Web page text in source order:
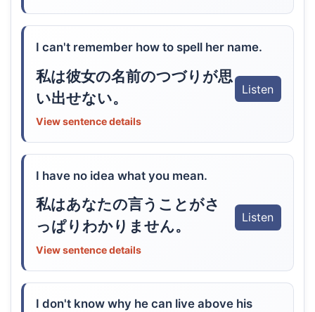
I can't remember how to spell her name.
私は彼女の名前のつづりが思
い出せない。
Listen
View sentence details
I have no idea what you mean.
私はあなたの言うことがさ
っぱりわかりません。
Listen
View sentence details
I don't know why he can live above his